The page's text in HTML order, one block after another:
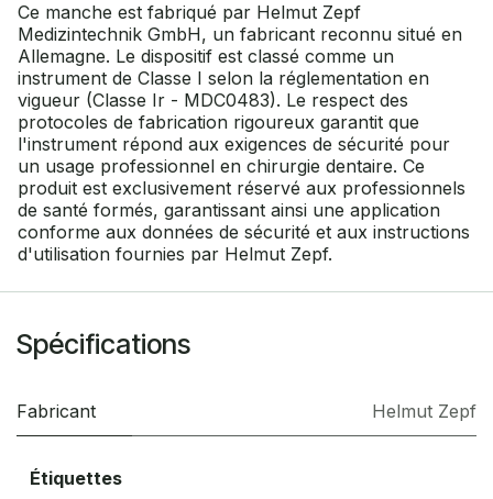
Ce manche est fabriqué par Helmut Zepf
Medizintechnik GmbH, un fabricant reconnu situé en
Allemagne. Le dispositif est classé comme un
instrument de Classe I selon la réglementation en
vigueur (Classe Ir - MDC0483). Le respect des
protocoles de fabrication rigoureux garantit que
l'instrument répond aux exigences de sécurité pour
un usage professionnel en chirurgie dentaire. Ce
produit est exclusivement réservé aux professionnels
de santé formés, garantissant ainsi une application
conforme aux données de sécurité et aux instructions
d'utilisation fournies par Helmut Zepf.
Spécifications
Fabricant Helmut Zepf
Étiquettes